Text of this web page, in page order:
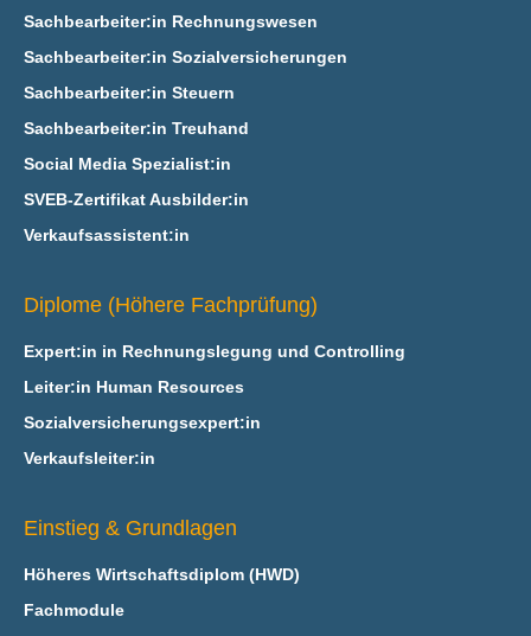
Sachbearbeiter:in Rechnungswesen
Sachbearbeiter:in Sozialversicherungen
Sachbearbeiter:in Steuern
Sachbearbeiter:in Treuhand
Social Media Spezialist:in
SVEB-Zertifikat Ausbilder:in
Verkaufsassistent:in
Diplome (Höhere Fachprüfung)
Expert:in in Rechnungslegung und Controlling
Leiter:in Human Resources
Sozialversicherungsexpert:in
Verkaufsleiter:in
Einstieg & Grundlagen
Höheres Wirtschaftsdiplom (HWD)
Fachmodule